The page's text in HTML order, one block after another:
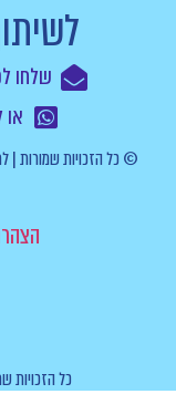
לשיתוף
שלחו לכתובת office@male-halal.co.il
או לשתף בווצאפ
הצהרת נגישות
כל הזכויות שמורות |